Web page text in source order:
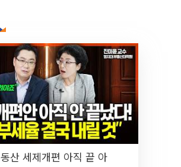
산 세제개편 아직 끝 아